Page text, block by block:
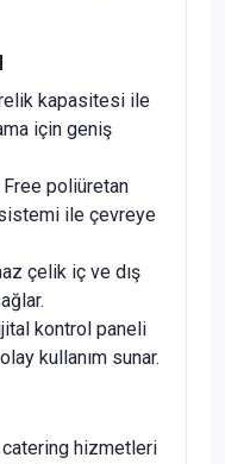
kapasitesi ile
için geniş
Free poliüretan
ile çevreye
çelik iç ve dış
kontrol paneli
kullanım sunar.
catering hizmetleri